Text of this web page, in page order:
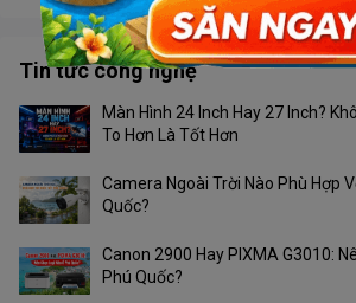
Tin tức công nghệ
Màn Hình 24 Inch Hay 27 Inch?
To Hơn Là Tốt Hơn
Camera Ngoài Trời Nào Phù Hợp
Quốc?
Canon 2900 Hay PIXMA G3010:
Phú Quốc?